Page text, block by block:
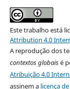
Este trabalho está
Attribution 4.0
A reprodução dos
contextos globaisé
Atribuição 4.0
assinem a licença